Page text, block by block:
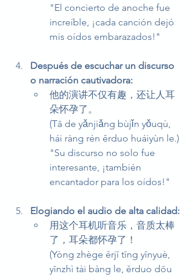
"El concierto de anoche fue
increíble, ¡cada canción dejó
mis oídos embarazados!"
Después de escuchar un discurso
o narración cautivadora:
他的演讲不仅有趣，还让人耳
朵怀孕了。
(Tā de yǎnjiǎng bùjǐn yǒuqù,
hái ràng rén ěrduo huáiyùn le.)
"Su discurso no solo fue
interesante, ¡también
encantador para los oídos!"
Elogiando el audio de alta calidad:
用这个耳机听音乐，音质太棒
了，耳朵都怀孕了！
(Yòng zhège ěrjī tīng yīnyuè,
yīnzhì tài bàng le, ěrduo dōu